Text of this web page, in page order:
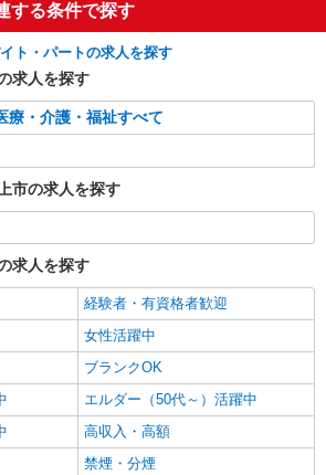
掲載期間終了
する条件で探す
ト・パートの求人を探す
求人を探す
療・介護・福祉すべて
市の求人を探す
求人を探す
経験者・有資格者歓迎
女性活躍中
ブランクOK
エルダー（50代～）活躍中
高収入・高額
禁煙・分煙